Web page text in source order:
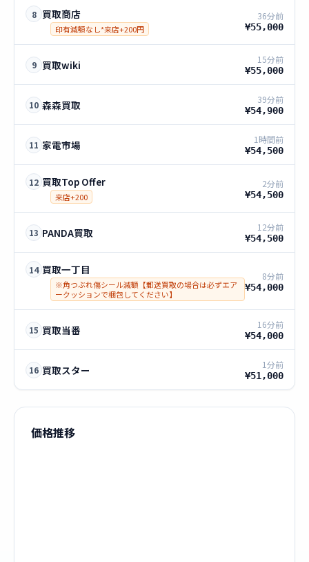
8 買取商店
印有減額なし*来店+200円
36分前
¥55,000
9 買取wiki 15分前
¥55,000
10 森森買取 39分前
¥54,900
11 家電市場 1時間前
¥54,500
12 買取Top Offer
来店+200
2分前
¥54,500
13 PANDA買取 12分前
¥54,500
14 買取一丁目
※角つぶれ傷シール減額【郵送買取の場合は必ずエア
ークッションで梱包してください】
8分前
¥54,000
15 買取当番 16分前
¥54,000
16 買取スター 1分前
¥51,000
価格推移